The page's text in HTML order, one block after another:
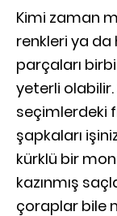
Kimi zaman
renkleri ya da
parçaları
yeterli
seçimlerdeki
şapkaları
kürklü bir
kazınmış
çoraplar bile